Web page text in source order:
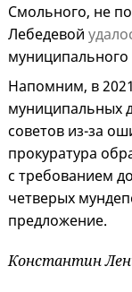
Смольного, не
Лебедевой
муниципального
Напомним, в
муниципальных
советов из-за
прокуратура
с требованием
четверых
предложение.
Константин